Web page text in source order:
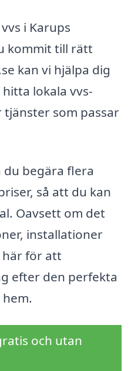
i Karups
kommit till rätt
kan vi hjälpa dig
lokala vvs-
som passar
du begära flera
så att du kan
Oavsett om det
installationer
här för att
efter den perfekta
och utan